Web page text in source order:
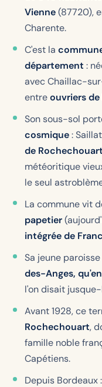
Vienne(87720),
Charente.
C'est la
département :
avec Chaillac-
entreouvriers
Son sous-sol
cosmique:
de
météoritique
le seul
La commune vit
papetier
intégrée de
Sa jeune
des-Anges,
l'on disait
Avant 1928, ce
Rochechouart,
famille noble
Capétiens.
Depuis Bordeaux :